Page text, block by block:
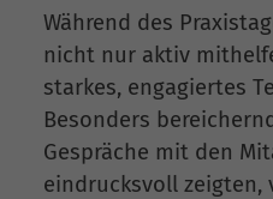
Während des
nicht nur aktiv
starkes, engagiertes
Besonders
Gespräche mit den
eindrucksvoll zeigten,